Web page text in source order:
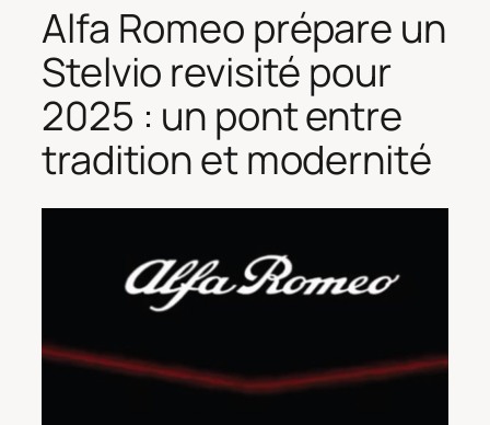
Alfa Romeo prépare un
Stelvio revisité pour
2025 : un pont entre
tradition et modernité